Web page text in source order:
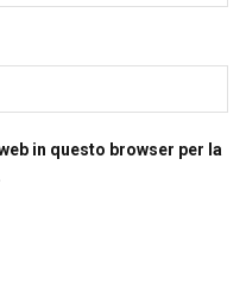
in questo browser per la